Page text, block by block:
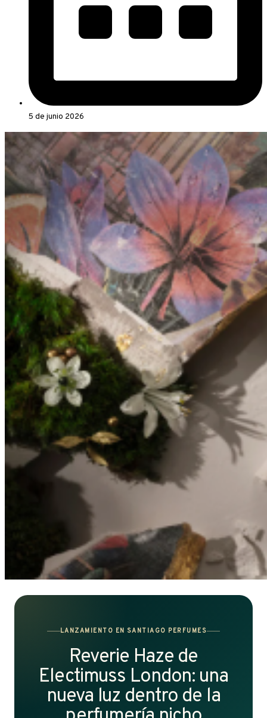
5 de junio 2026
LANZAMIENTO EN SANTIAGO PERFUMES
Reverie Haze de
Electimuss London: una
nueva luz dentro de la